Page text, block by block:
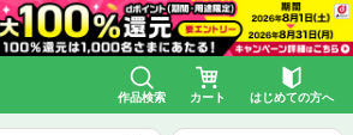
作品検索 カート はじめての方へ